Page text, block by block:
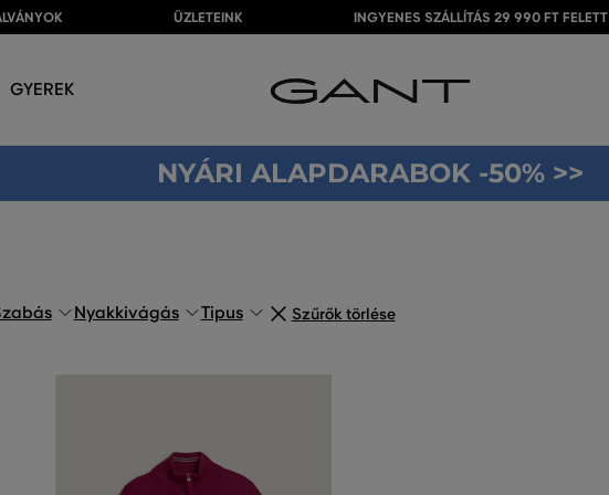
ÜZLETEINK INGYENES SZÁLLÍTÁS 29 990 FT FELETT
GYEREK
NYÁRI ALAPDARABOK -50% >>
Nyakkivágás Tipus Szűrők törlése